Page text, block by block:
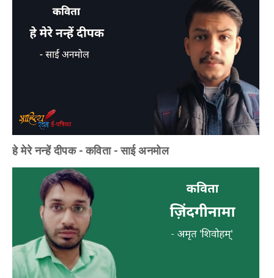
हे मेरे नन्हें दीपक - कविता - साई अनमोल